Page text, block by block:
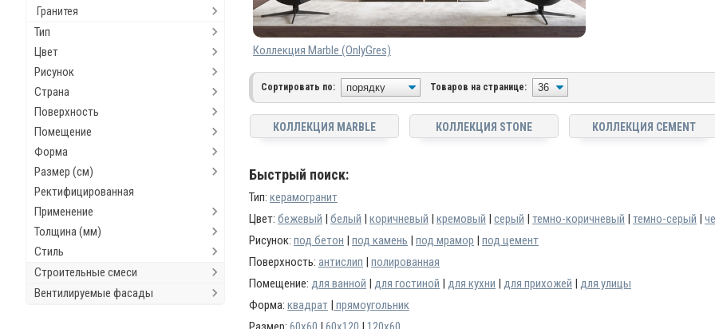
Гранитея
Тип
Цвет
Рисунок
Страна
Поверхность
Помещение
Форма
Размер (см)
Ректифицированная
Применение
Толщина (мм)
Стиль
Строительные смеси
Вентилируемые фасады
Коллекция Marble (OnlyGres)
Сортировать по: Товаров на странице:
КОЛЛЕКЦИЯ MARBLE КОЛЛЕКЦИЯ STONE КОЛЛЕКЦИЯ CEMENT
Быстрый поиск:
Тип: керамогранит
Цвет: бежевый | белый | коричневый | кремовый | серый | темно-коричневый | темно-серый |
Рисунок: под бетон | под камень | под мрамор | под цемент
Поверхность: антислип | полированная
Помещение: для ванной | для гостиной | для кухни | для прихожей | для улицы
Форма: квадрат | прямоугольник